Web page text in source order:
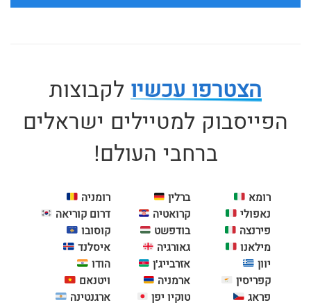
הצטרפו עכשיו לקבוצות
הפייסבוק למטיילים ישראלים
ברחבי העולם!
רומא
נאפולי
פירנצה
מילאנו
יוון
קפריסין
פראג
ברלין
קרואטיה
בודפשט
גאורגיה
אזרבייג'ן
ארמניה
טוקיו יפן
רומניה
דרום קוריאה
קוסובו
איסלנד
הודו
ויטנאם
ארגנטינה